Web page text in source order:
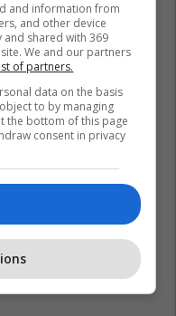
and information from
and other device
and shared with 369
We and our partners
of partners.
data on the basis
to by managing
the bottom of this page
consent in privacy